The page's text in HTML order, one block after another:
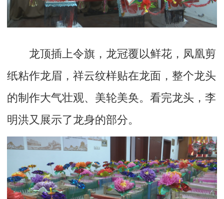
龙顶插上令旗，龙冠覆以鲜花，凤凰剪
纸粘作龙眉，祥云纹样贴在龙面，整个龙头
的制作大气壮观、美轮美奂。看完龙头，李
明洪又展示了龙身的部分。